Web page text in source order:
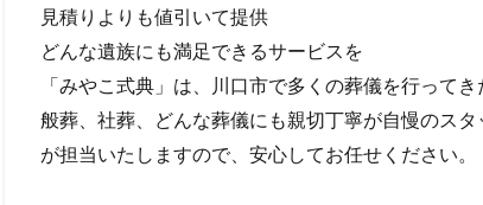
見積りよりも値引いて提供
どんな遺族にも満足できるサービスを
「みやこ式典」は、川口市で多くの葬儀を行って
般葬、社葬、どんな葬儀にも親切丁寧が自慢のス
が担当いたしますので、安心してお任せください。